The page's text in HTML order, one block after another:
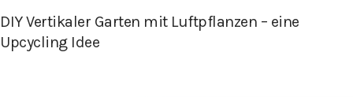
DIY Vertikaler Garten mit Luftpflanzen – eine
Upcycling Idee